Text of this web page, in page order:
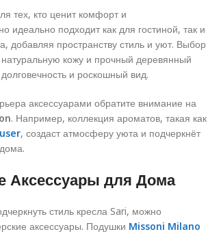
тех, кто ценит комфорт и
идеально подходит как для гостиной, так и
добавляя пространству стиль и уют. Выбор
кожу и прочный деревянный
и роскошный вид.
аксессуарами обратите внимание на
. Например, коллекция ароматов, такая как
, создаст атмосферу уюта и подчеркнёт
Аксессуары для Дома
стиль кресла Sari, можно
аксессуары. Подушки Missoni Milano